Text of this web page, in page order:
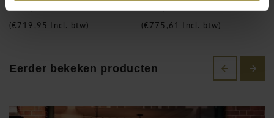
€595,00
€719,95 Incl. btw)
€641,00
€775,61 Incl. btw)
Eerder bekeken producten